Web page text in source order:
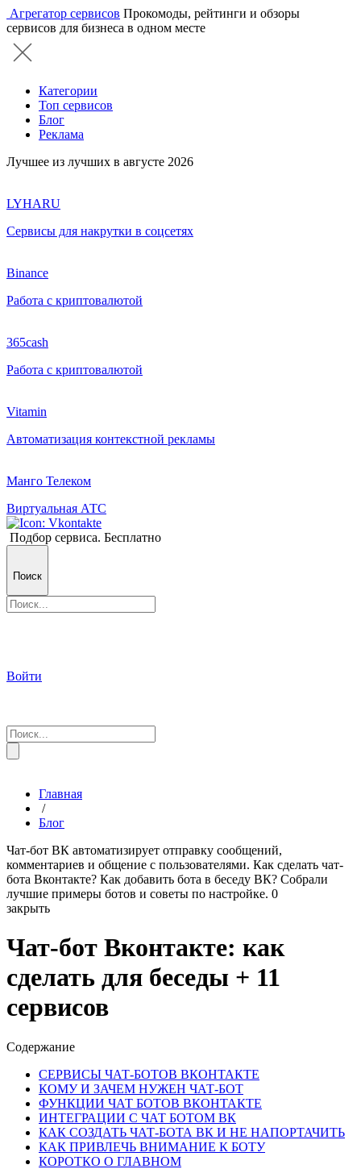
Агрегатор сервисов Прокомоды, рейтинги и обзоры
сервисов для бизнеса в одном месте
Категории
Топ сервисов
Блог
Реклама
Лучшее из лучших в августе 2026
LYHARU
Сервисы для накрутки в соцсетях
Binance
Работа с криптовалютой
365cash
Работа с криптовалютой
Vitamin
Автоматизация контекстной рекламы
Манго Телеком
Виртуальная АТС
Подбор сервиса. Бесплатно
Поиск
Войти
Главная
/
Блог
Чат-бот ВК автоматизирует отправку сообщений,
комментариев и общение с пользователями. Как сделать чат-
бота Вконтакте? Как добавить бота в беседу ВК? Собрали
лучшие примеры ботов и советы по настройке. 0
закрыть
Чат-бот Вконтакте: как
сделать для беседы + 11
сервисов
Содержание
СЕРВИСЫ ЧАТ-БОТОВ ВКОНТАКТЕ
КОМУ И ЗАЧЕМ НУЖЕН ЧАТ-БОТ
ФУНКЦИИ ЧАТ БОТОВ ВКОНТАКТЕ
ИНТЕГРАЦИИ С ЧАТ БОТОМ ВК
КАК СОЗДАТЬ ЧАТ-БОТА ВК И НЕ НАПОРТАЧИТЬ
КАК ПРИВЛЕЧЬ ВНИМАНИЕ К БОТУ
КОРОТКО О ГЛАВНОМ